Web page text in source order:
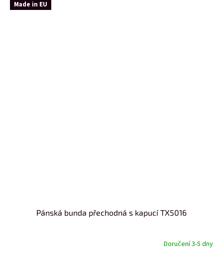
Made in EU
Pánská bunda přechodná s kapucí TX5016
Doručení 3-5 dny